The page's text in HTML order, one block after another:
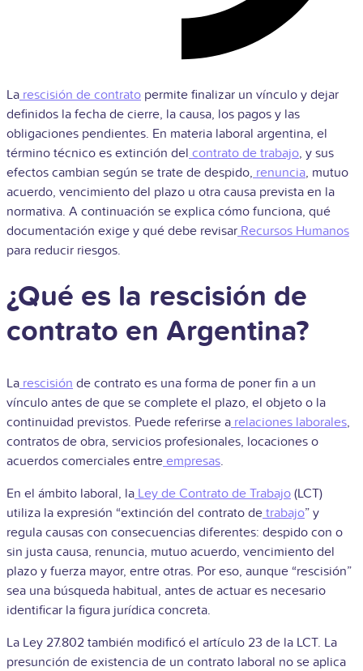
La rescisión de contrato permite finalizar un vínculo y dejar
definidos la fecha de cierre, la causa, los pagos y las
obligaciones pendientes. En materia laboral argentina, el
término técnico es extinción del contrato de trabajo, y sus
efectos cambian según se trate de despido, renuncia, mutuo
acuerdo, vencimiento del plazo u otra causa prevista en la
normativa. A continuación se explica cómo funciona, qué
documentación exige y qué debe revisar Recursos Humanos
para reducir riesgos.
¿Qué es la rescisión de
contrato en Argentina?
La rescisión de contrato es una forma de poner fin a un
vínculo antes de que se complete el plazo, el objeto o la
continuidad previstos. Puede referirse a relaciones laborales,
contratos de obra, servicios profesionales, locaciones o
acuerdos comerciales entre empresas.
En el ámbito laboral, la Ley de Contrato de Trabajo (LCT)
utiliza la expresión “extinción del contrato de trabajo” y
regula causas con consecuencias diferentes: despido con o
sin justa causa, renuncia, mutuo acuerdo, vencimiento del
plazo y fuerza mayor, entre otras. Por eso, aunque “rescisión”
sea una búsqueda habitual, antes de actuar es necesario
identificar la figura jurídica concreta.
La Ley 27.802 también modificó el artículo 23 de la LCT. La
presunción de existencia de un contrato laboral no se aplica